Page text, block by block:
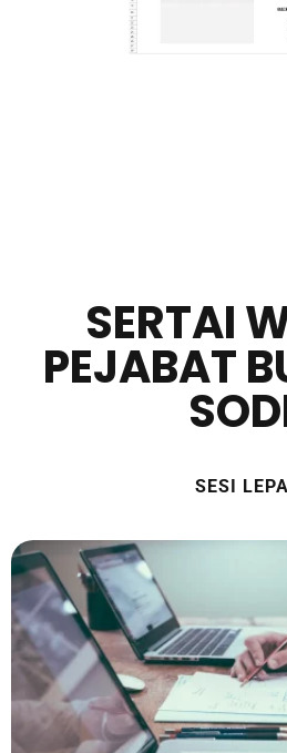
SERTAI
PEJABAT
SESI